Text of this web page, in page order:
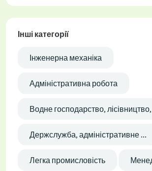
Інші категорії
Інженерна механіка
Адміністративна робота
Водне господарство,
Держслужба, адміністративне ...
Легка промисловість